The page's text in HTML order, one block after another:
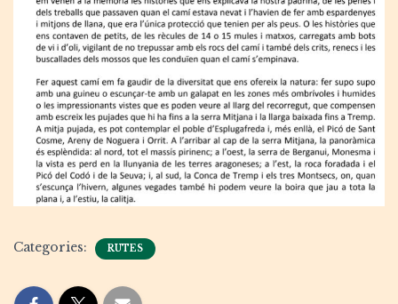
Categories: RUTES